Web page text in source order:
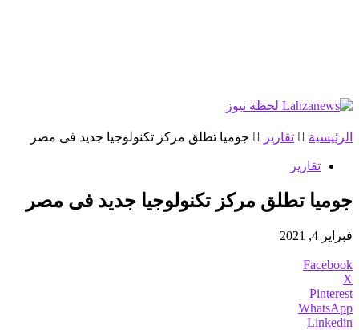
الرئيسية تقارير جوميا تطلق مركز تكنولوجيا جديد فى مصر
تقارير
جوميا تطلق مركز تكنولوجيا جديد فى مصر
فبراير 4, 2021
Facebook
X
Pinterest
WhatsApp
Linkedin